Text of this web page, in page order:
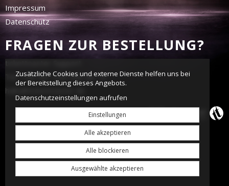
Impressum
Datenschutz
FRAGEN ZUR BESTELLUNG?
tickettoaster Support
Tel.: +49 561 350 296 28 - 0
hallo@tickettoaster.de
Zusätzliche Cookies und externe Dienste helfen uns bei
der Bereitstellung dieses Angebots.
Datenschutzeinstellungen aufrufen
Einstellungen
Alle akzeptieren
Alle blockieren
Ausgewählte akzeptieren